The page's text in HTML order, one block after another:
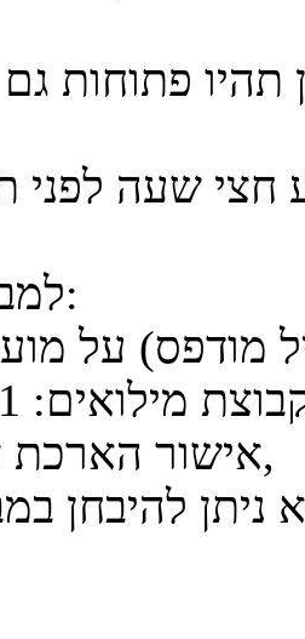
למבחן יש להביא:
3. אישור הארכת זמן אם יש,